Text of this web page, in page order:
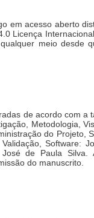
em acesso aberto
Licença
meio desde
de acordo com a
Metodologia,
do Projeto,
Software:
de Paula Silva.
do manuscrito.